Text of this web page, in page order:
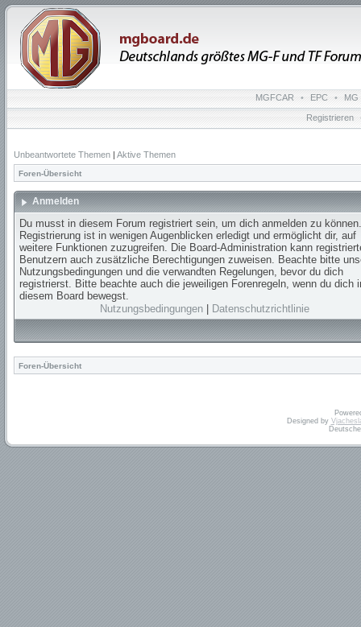
MGFCAR • EPC • MG
Registrieren
Unbeantwortete Themen | Aktive Themen
Foren-Übersicht
Anmelden
Du musst in diesem Forum registriert sein, um dich anmelden zu
Registrierung ist in wenigen Augenblicken erledigt und ermöglicht dir, auf
weitere Funktionen zuzugreifen. Die Board-Administration kann
Benutzern auch zusätzliche Berechtigungen zuweisen. Beachte bitte
Nutzungsbedingungen und die verwandten Regelungen, bevor du dich
registrierst. Bitte beachte auch die jeweiligen Forenregeln, wenn du dich
diesem Board bewegst.
Nutzungsbedingungen
Datenschutzrichtlinie
Foren-Übersicht
Designed by